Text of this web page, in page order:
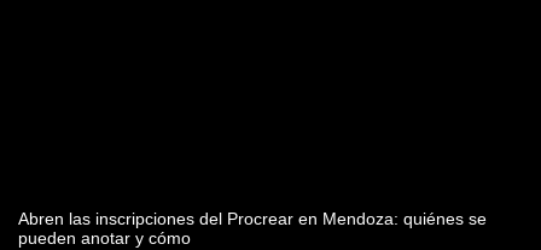
Abren las inscripciones del Procrear en Mendoza: quiénes se
pueden anotar y cómo